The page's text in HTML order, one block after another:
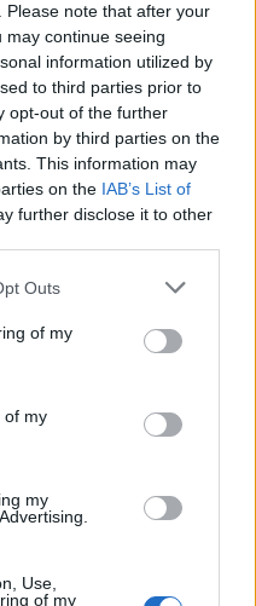
note that after your
continue seeing
information utilized by
to third parties prior to
opt-out of the further
by third parties on the
This information may
on the IAB’s List of
further disclose it to other
Outs
of my
of my
my
Use,
of my
NEC: salaris en
huurdeal met
met afgeknipte
Zuidas